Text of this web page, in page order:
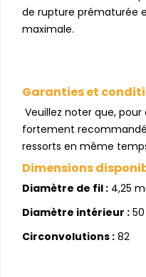
de rupture prématurée
maximale.
Garanties et
Veuillez noter que,
fortement
ressorts en même
Dimensions
Diamètre de fil : 4,25
Diamètre intérieur :
Circonvolutions : 82